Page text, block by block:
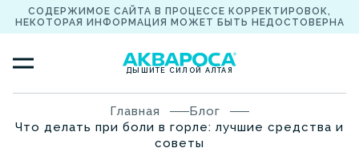
СОДЕРЖИМОЕ САЙТА В ПРОЦЕССЕ КОРРЕКТИРОВОК,
НЕКОТОРАЯ ИНФОРМАЦИЯ МОЖЕТ БЫТЬ НЕДОСТОВЕРНА
ДЫШИТЕ СИЛОЙ АЛТАЯ
Главная
Блог
Что делать при боли в горле: лучшие средства и
советы